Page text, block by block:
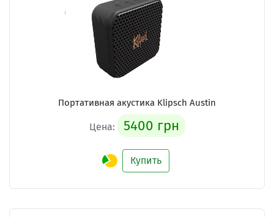
Портативная акустика Klipsch Austin
Цена: 5400 грн
Купить